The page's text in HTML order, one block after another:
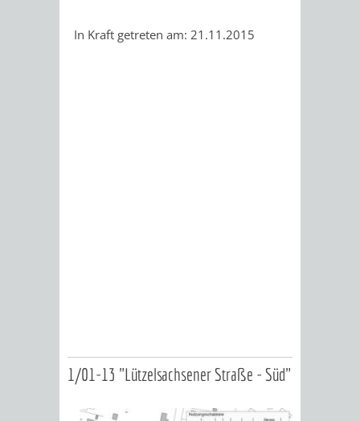
In Kraft getreten am: 21.11.2015
1/01-13 "Lützelsachsener Straße - Süd"